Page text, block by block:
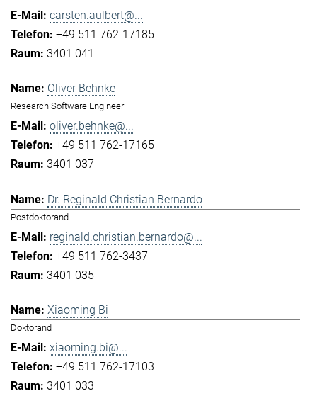
carsten.aulbert@...
+49 511 762-17185
3401 041
Oliver Behnke
Research Software Engineer
oliver.behnke@...
+49 511 762-17165
3401 037
Dr. Reginald Christian Bernardo
Postdoktorand
reginald.christian.bernardo@...
+49 511 762-3437
3401 035
Xiaoming Bi
Doktorand
xiaoming.bi@...
+49 511 762-17103
3401 033